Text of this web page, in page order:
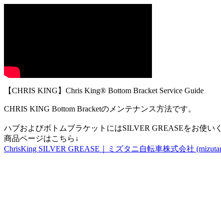
【CHRIS KING】Chris King® Bottom Bracket Service Guide
CHRIS KING Bottom Bracketのメンテナンス方法です。
ハブおよびボトムブラケットにはSILVER GREASEをお使い
商品ページはこちら↓
ChrisKing SILVER GREASE｜ミズタニ自転車株式会社